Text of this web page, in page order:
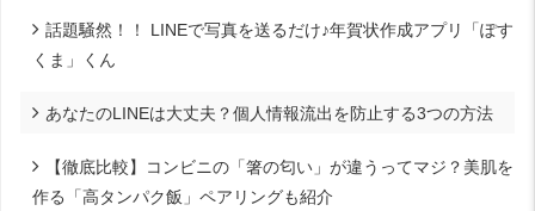
話題騒然！！ LINEで写真を送るだけ♪年賀状作成アプリ「ぽす
くま」くん
あなたのLINEは大丈夫？個人情報流出を防止する3つの方法
【徹底比較】コンビニの「箸の匂い」が違うってマジ？美肌を
作る「高タンパク飯」ペアリングも紹介